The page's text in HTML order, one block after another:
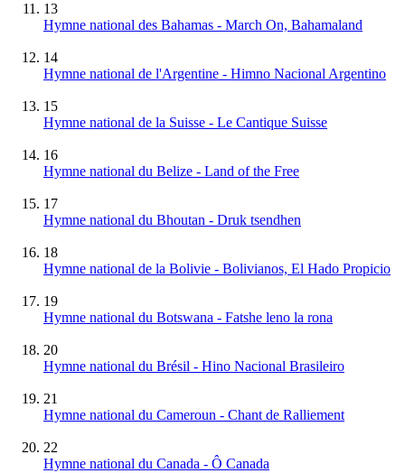
13
Hymne national des Bahamas - March On, Bahamaland
14
Hymne national de l'Argentine - Himno Nacional Argentino
15
Hymne national de la Suisse - Le Cantique Suisse
16
Hymne national du Belize - Land of the Free
17
Hymne national du Bhoutan - Druk tsendhen
18
Hymne national de la Bolivie - Bolivianos, El Hado Propicio
19
Hymne national du Botswana - Fatshe leno la rona
20
Hymne national du Brésil - Hino Nacional Brasileiro
21
Hymne national du Cameroun - Chant de Ralliement
22
Hymne national du Canada - Ô Canada